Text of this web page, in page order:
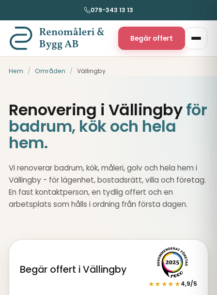
079-343 13 13
Begär offert
Hem / Områden / Vällingby
Renovering i Vällingbyför
badrum, kök och hela
hem.
Vi renoverar badrum, kök, måleri, golv och hela hem i
Vällingby - för lägenhet, bostadsrätt, villa och företag.
En fast kontaktperson, en tydlig offert och en
arbetsplats som hålls i ordning från första dagen.
Begär offert i Vällingby
★★★★★4,9/5